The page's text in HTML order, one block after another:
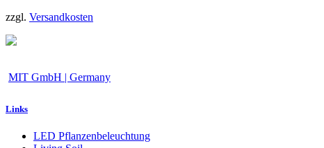
zzgl. Versandkosten
MIT GmbH | Germany
Links
LED Pflanzenbeleuchtung